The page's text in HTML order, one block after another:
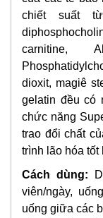
chiết suất
carnitine,
dioxit, magiê
gelatin đều có
chức năng
trao đổi chất
trình lão hóa tốt
Cách dùng:
viên/ngày,
uống giữa các